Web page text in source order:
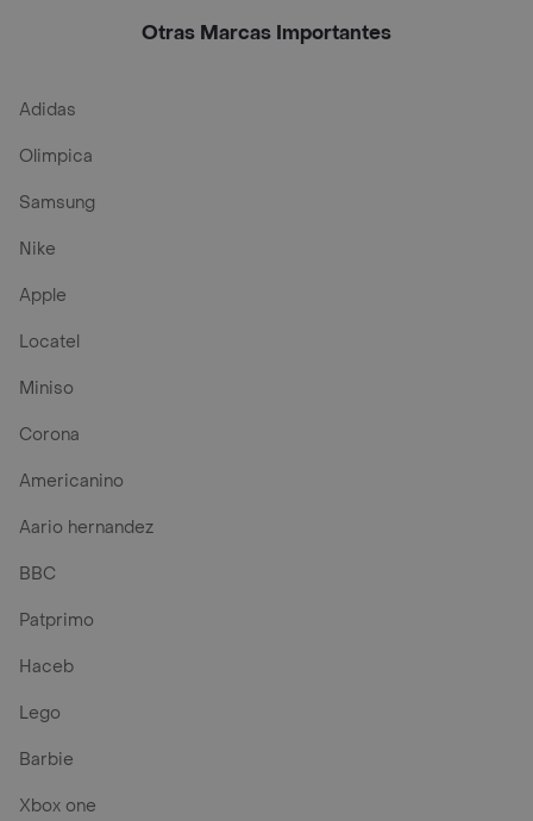
Otras Marcas Importantes
Adidas
Olimpica
Samsung
Nike
Apple
Locatel
Miniso
Corona
Americanino
Aario hernandez
BBC
Patprimo
Haceb
Lego
Barbie
Xbox one